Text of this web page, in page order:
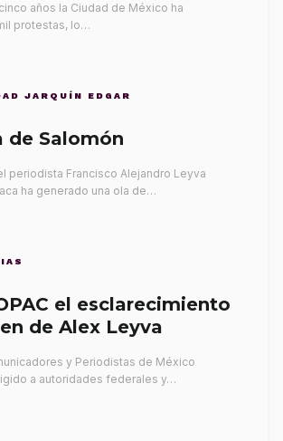
años la Ciudad de México ha
protestas, lo…
JARQUÍN EDGAR
de Salomón
periodista Francisco Alejandro Leyva
ha generado una ola de…
el esclarecimiento
de Alex Leyva
y Periodistas de México
a autoridades federales y…